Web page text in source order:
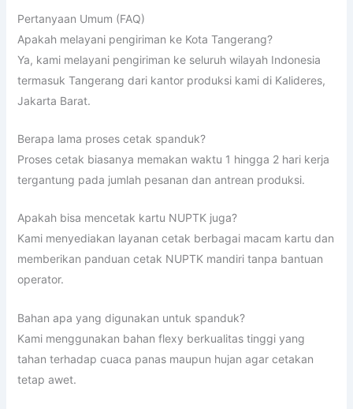
Pertanyaan Umum (FAQ)
Apakah melayani pengiriman ke Kota Tangerang?
Ya, kami melayani pengiriman ke seluruh wilayah Indonesia
termasuk Tangerang dari kantor produksi kami di Kalideres,
Jakarta Barat.
Berapa lama proses cetak spanduk?
Proses cetak biasanya memakan waktu 1 hingga 2 hari kerja
tergantung pada jumlah pesanan dan antrean produksi.
Apakah bisa mencetak kartu NUPTK juga?
Kami menyediakan layanan cetak berbagai macam kartu dan
memberikan panduan cetak NUPTK mandiri tanpa bantuan
operator.
Bahan apa yang digunakan untuk spanduk?
Kami menggunakan bahan flexy berkualitas tinggi yang
tahan terhadap cuaca panas maupun hujan agar cetakan
tetap awet.